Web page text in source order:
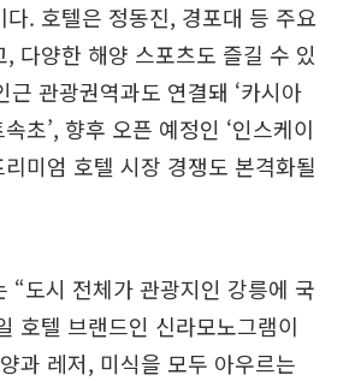
다. 호텔은 정동진, 경포대 등 주요
다양한 해양 스포츠도 즐길 수 있
근 관광권역과도 연결돼 ‘카시아
초’, 향후 오픈 예정인 ‘인스케이
미엄 호텔 시장 경쟁도 본격화될
“도시 전체가 관광지인 강릉에 국
호텔 브랜드인 신라모노그램이
과 레저, 미식을 모두 아우르는